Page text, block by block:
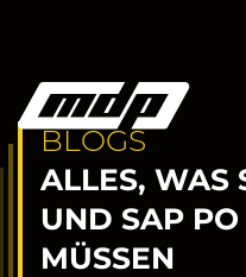
BLOGS
ALLES, WAS
UND SAP
MÜSSEN